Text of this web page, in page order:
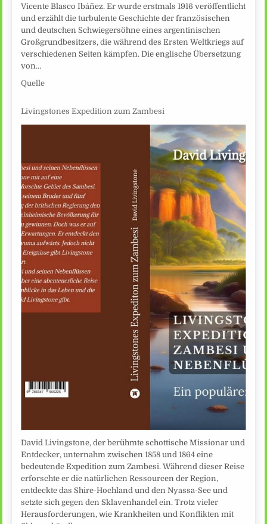
Vicente Blasco Ibáñez. Er wurde erstmals 1916 veröffentlicht
und erzählt die turbulente Geschichte der französischen
und deutschen Schwiegersöhne eines argentinischen
Großgrundbesitzers, die während des Ersten Weltkriegs auf
verschiedenen Seiten kämpfen. Die englische Übersetzung
von…
Quelle
Livingstones Expedition zum Zambesi
David Livingstone, der berühmte schottische Missionar und
Entdecker, unternahm zwischen 1858 und 1864 eine
bedeutende Expedition zum Zambesi. Während dieser Reise
erforschte er die natürlichen Ressourcen der Region,
entdeckte das Shire-Hochland und den Nyassa-See und
setzte sich gegen den Sklavenhandel ein. Trotz vieler
Herausforderungen, wie Krankheiten und Konflikten mit